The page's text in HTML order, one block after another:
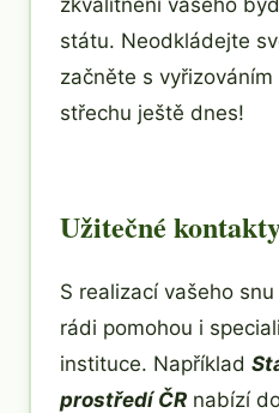
zkvalitnění vašeho
státu. Neodkládejte
začněte s
střechu ještě dnes!
Užitečné
S realizací vašeho
rádi pomohou i
instituce. Například
prostředí ČR nabízí